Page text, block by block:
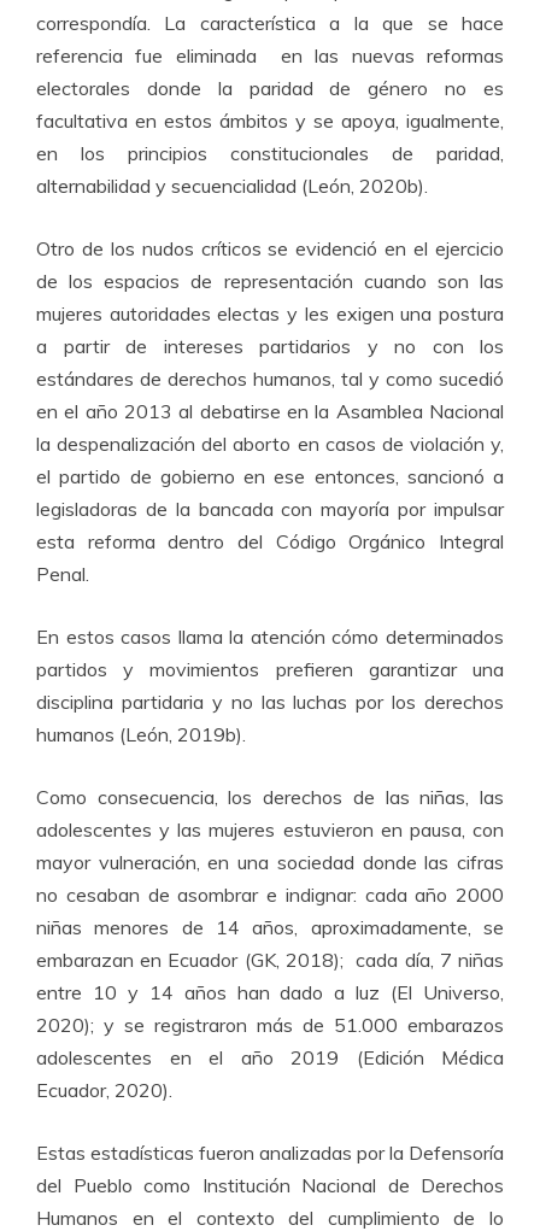
correspondía. La característica a la que se hace
referencia fue eliminada en las nuevas reformas
electorales donde la paridad de género no es
facultativa en estos ámbitos y se apoya, igualmente,
en los principios constitucionales de paridad,
alternabilidad y secuencialidad (León, 2020b).
Otro de los nudos críticos se evidenció en el ejercicio
de los espacios de representación cuando son las
mujeres autoridades electas y les exigen una postura
a partir de intereses partidarios y no con los
estándares de derechos humanos, tal y como sucedió
en el año 2013 al debatirse en la Asamblea Nacional
la despenalización del aborto en casos de violación y,
el partido de gobierno en ese entonces, sancionó a
legisladoras de la bancada con mayoría por impulsar
esta reforma dentro del Código Orgánico Integral
Penal.
En estos casos llama la atención cómo determinados
partidos y movimientos prefieren garantizar una
disciplina partidaria y no las luchas por los derechos
humanos (León, 2019b).
Como consecuencia, los derechos de las niñas, las
adolescentes y las mujeres estuvieron en pausa, con
mayor vulneración, en una sociedad donde las cifras
no cesaban de asombrar e indignar: cada año 2000
niñas menores de 14 años, aproximadamente, se
embarazan en Ecuador (GK, 2018); cada día, 7 niñas
entre 10 y 14 años han dado a luz (El Universo,
2020); y se registraron más de 51.000 embarazos
adolescentes en el año 2019 (Edición Médica
Ecuador, 2020).
Estas estadísticas fueron analizadas por la Defensoría
del Pueblo como Institución Nacional de Derechos
Humanos en el contexto del cumplimiento de lo